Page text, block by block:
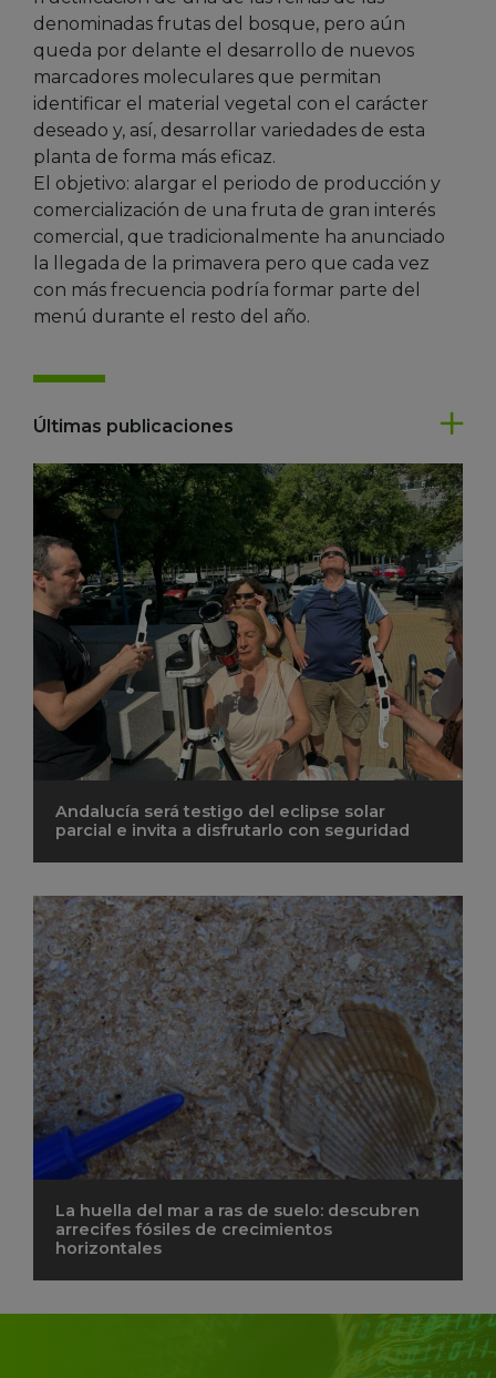
denominadas frutas del bosque, pero aún
queda por delante el desarrollo de nuevos
marcadores moleculares que permitan
identificar el material vegetal con el carácter
deseado y, así, desarrollar variedades de esta
planta de forma más eficaz.
El objetivo: alargar el periodo de producción y
comercialización de una fruta de gran interés
comercial, que tradicionalmente ha anunciado
la llegada de la primavera pero que cada vez
con más frecuencia podría formar parte del
menú durante el resto del año.
Últimas publicaciones
Andalucía será testigo del eclipse solar
parcial e invita a disfrutarlo con seguridad
La huella del mar a ras de suelo: descubren
arrecifes fósiles de crecimientos
horizontales